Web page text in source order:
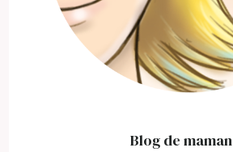
Blog de maman